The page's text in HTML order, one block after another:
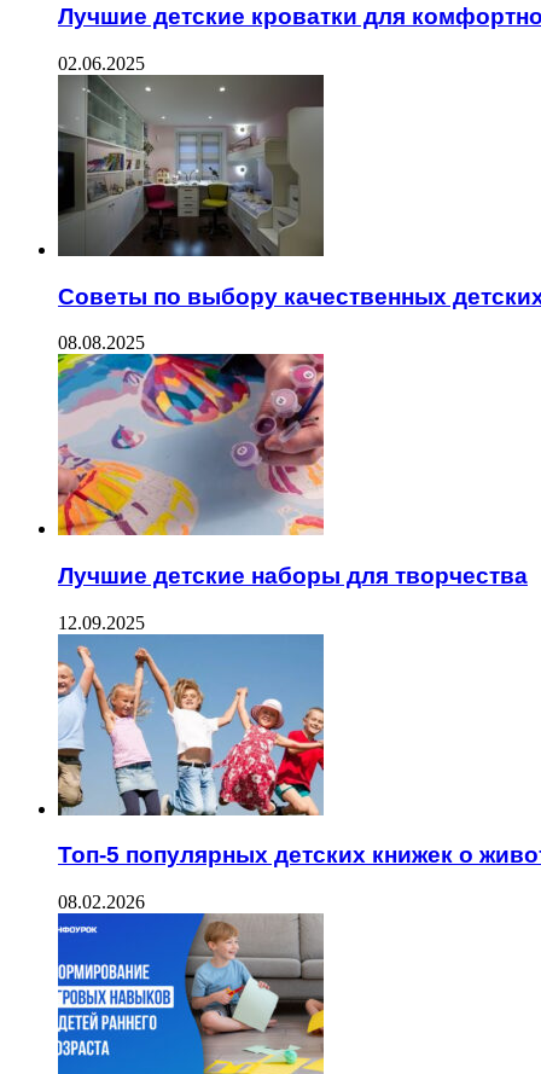
Лучшие детские кроватки для
02.06.2025
Советы по выбору качественных
08.08.2025
Лучшие детские наборы для творчества
12.09.2025
Топ-5 популярных детских книжек о
08.02.2026